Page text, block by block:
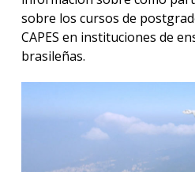
sobre los cursos de
CAPES en instituciones de
brasileñas.